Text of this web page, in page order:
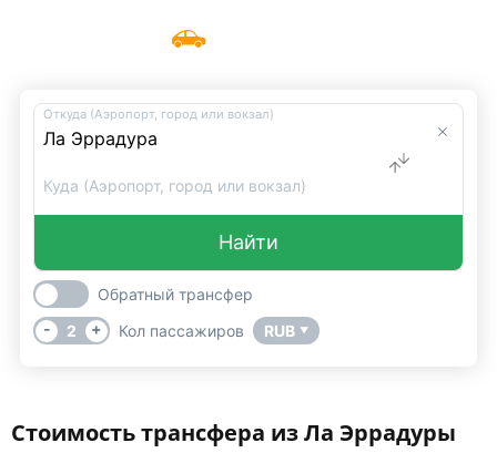
Такси Ла Эррадура
Откуда (Аэропорт, город или вокзал)
Куда (Аэропорт, город или вокзал)
Найти
Обратный трансфер
-
2 + Кол пассажиров RUB ▼
Стоимость трансфера из Ла Эррадуры